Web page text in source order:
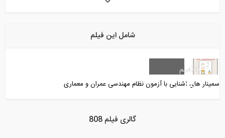
گزارش بازدید سازه 808 از پل معلق کابلی...
شامل این فیلم
سمینار های آشنایی با آزمون نظام مهندسی عمران و معماری
26فیلم
گالری فیلم 808